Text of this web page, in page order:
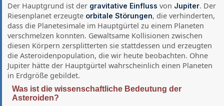
Der Hauptgrund ist der gravitative Einfluss von Jupiter. Der
Riesenplanet erzeugte orbitale Störungen, die verhinderten,
dass die Planetesimale im Hauptgürtel zu einem Planeten
verschmelzen konnten. Gewaltsame Kollisionen zwischen
diesen Körpern zersplitterten sie stattdessen und erzeugten
die Asteroidenpopulation, die wir heute beobachten. Ohne
Jupiter hätte der Hauptgürtel wahrscheinlich einen Planeten
in Erdgröße gebildet.
Was ist die wissenschaftliche Bedeutung der
Asteroiden?